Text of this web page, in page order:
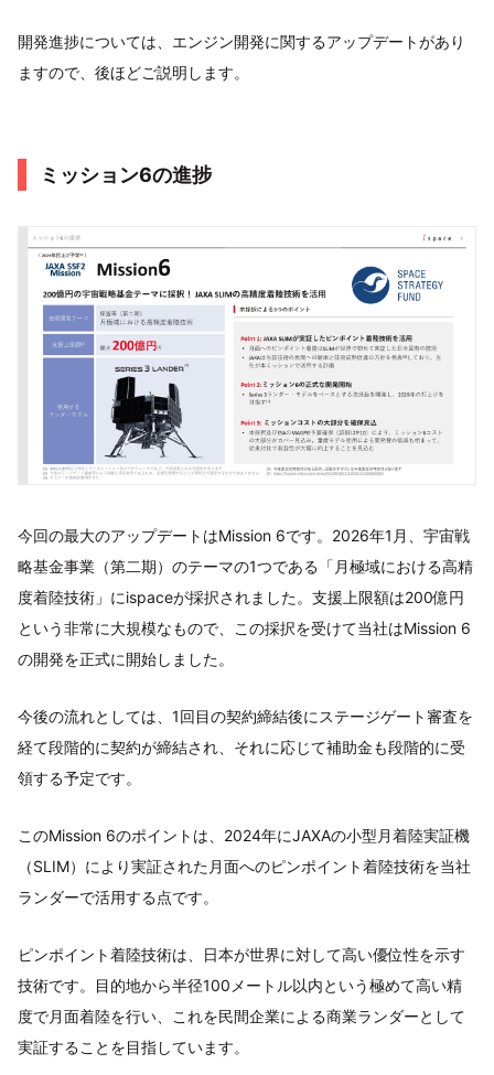
開発進捗については、エンジン開発に関するアップデートがあり
ますので、後ほどご説明します。
ミッション6の進捗
今回の最大のアップデートはMission 6です。2026年1月、宇宙戦
略基金事業（第二期）のテーマの1つである「月極域における高精
度着陸技術」にispaceが採択されました。支援上限額は200億円
という非常に大規模なもので、この採択を受けて当社はMission 6
の開発を正式に開始しました。
今後の流れとしては、1回目の契約締結後にステージゲート審査を
経て段階的に契約が締結され、それに応じて補助金も段階的に受
領する予定です。
このMission 6のポイントは、2024年にJAXAの小型月着陸実証機
（SLIM）により実証された月面へのピンポイント着陸技術を当社
ランダーで活用する点です。
ピンポイント着陸技術は、日本が世界に対して高い優位性を示す
技術です。目的地から半径100メートル以内という極めて高い精
度で月面着陸を行い、これを民間企業による商業ランダーとして
実証することを目指しています。